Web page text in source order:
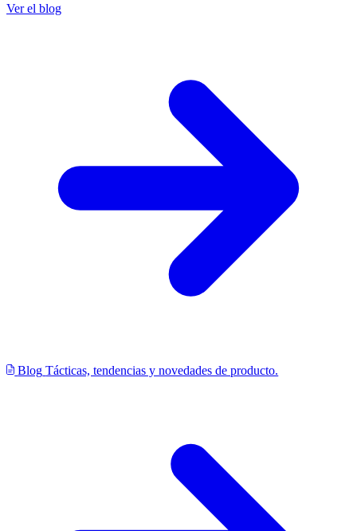
Ver el blog
Blog Tácticas, tendencias y novedades de producto.